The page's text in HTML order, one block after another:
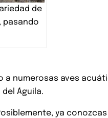
de
pasando
a numerosas aves
Águila.
ya